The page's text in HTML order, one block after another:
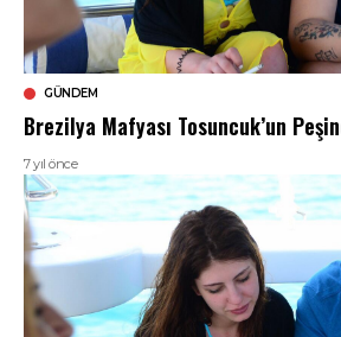
GÜNDEM
Brezilya Mafyası Tosuncuk’un
7 yıl önce